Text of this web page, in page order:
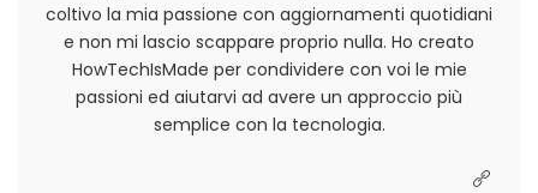
coltivo la mia passione con aggiornamenti quotidiani
e non mi lascio scappare proprio nulla. Ho creato
HowTechIsMade per condividere con voi le mie
passioni ed aiutarvi ad avere un approccio più
semplice con la tecnologia.